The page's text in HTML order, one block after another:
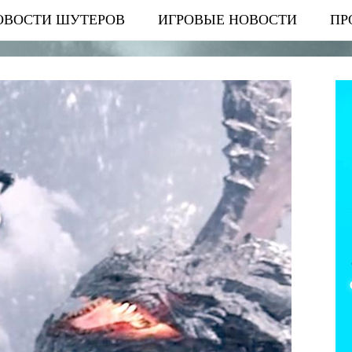
ШУТЕРОВ ИГРОВЫЕ НОВОСТИ